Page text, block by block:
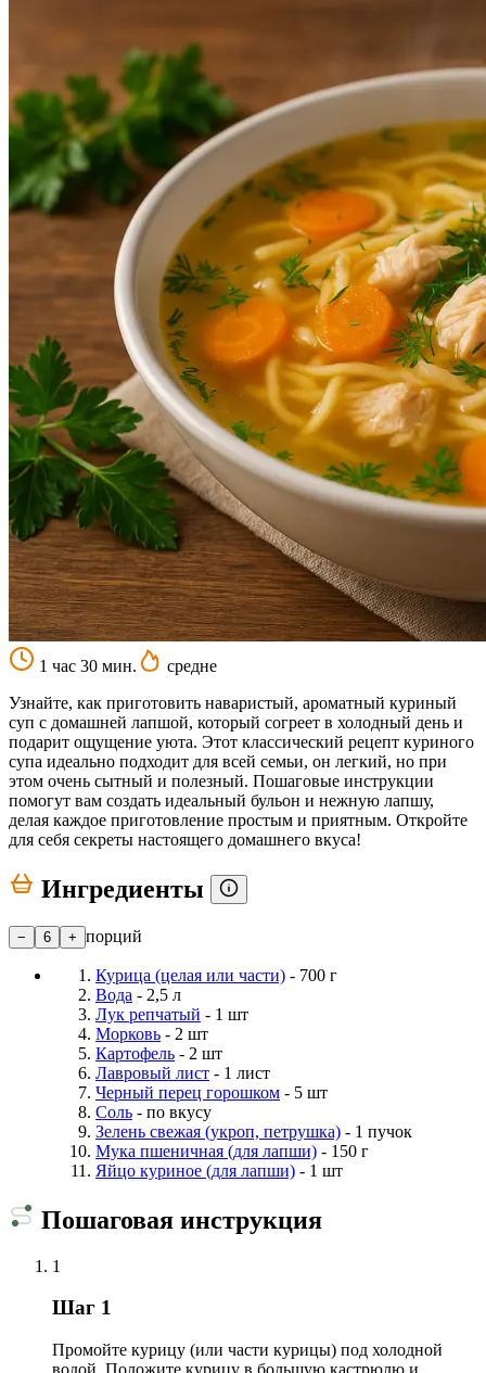
1 час 30 мин.
средне
Узнайте, как приготовить наваристый, ароматный куриный
суп с домашней лапшой, который согреет в холодный день и
подарит ощущение уюта. Этот классический рецепт куриного
супа идеально подходит для всей семьи, он легкий, но при
этом очень сытный и полезный. Пошаговые инструкции
помогут вам создать идеальный бульон и нежную лапшу,
делая каждое приготовление простым и приятным. Откройте
для себя секреты настоящего домашнего вкуса!
Ингредиенты
− 6 + порций
Курица (целая или части) - 700 г
Вода - 2,5 л
Лук репчатый - 1 шт
Морковь - 2 шт
Картофель - 2 шт
Лавровый лист - 1 лист
Черный перец горошком - 5 шт
Соль - по вкусу
Зелень свежая (укроп, петрушка) - 1 пучок
Мука пшеничная (для лапши) - 150 г
Яйцо куриное (для лапши) - 1 шт
Пошаговая инструкция
1
Шаг 1
Промойте курицу (или части курицы) под холодной
водой. Положите курицу в большую кастрюлю и